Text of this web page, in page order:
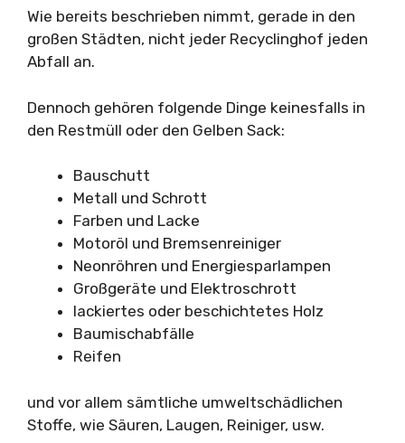
Wie bereits beschrieben nimmt, gerade in den
großen Städten, nicht jeder Recyclinghof jeden
Abfall an.
Dennoch gehören folgende Dinge keinesfalls in
den Restmüll oder den Gelben Sack:
Bauschutt
Metall und Schrott
Farben und Lacke
Motoröl und Bremsenreiniger
Neonröhren und Energiesparlampen
Großgeräte und Elektroschrott
lackiertes oder beschichtetes Holz
Baumischabfälle
Reifen
und vor allem sämtliche umweltschädlichen
Stoffe, wie Säuren, Laugen, Reiniger, usw.